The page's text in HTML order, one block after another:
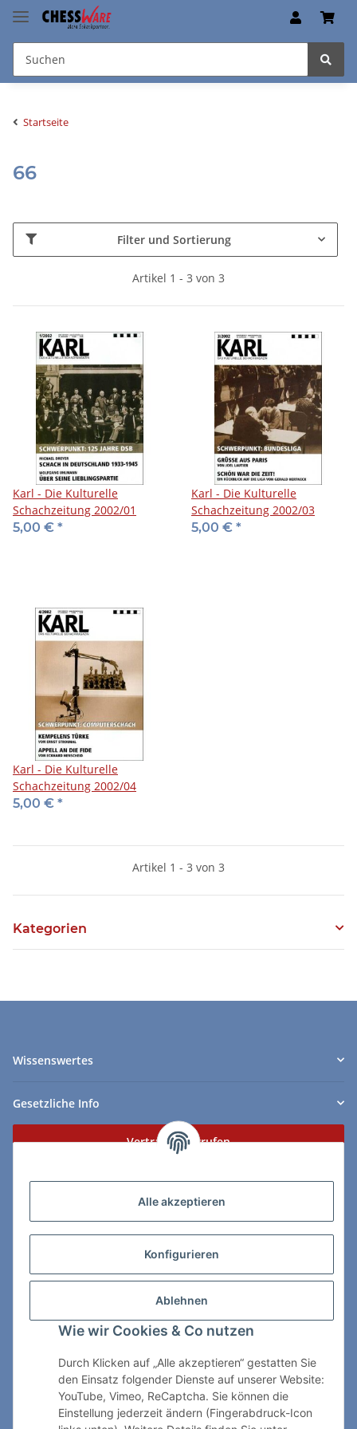
Alle akzeptieren
Konfigurieren
Ablehnen
Wie wir Cookies & Co nutzen
Durch Klicken auf „Alle akzeptieren“ gestatten Sie
den Einsatz folgender Dienste auf unserer Website:
YouTube, Vimeo, ReCaptcha. Sie können die
Einstellung jederzeit ändern (Fingerabdruck-Icon
Startseite
66
Filter und Sortierung
Artikel 1 - 3 von 3
Karl - Die Kulturelle
Schachzeitung 2002/01
5,00 € *
Karl - Die Kulturelle
Schachzeitung 2002/03
5,00 € *
Karl - Die Kulturelle
Schachzeitung 2002/04
5,00 € *
Artikel 1 - 3 von 3
Kategorien
Wissenswertes
Gesetzliche Info
Vertrag widerrufen
ChessWare Schachversand
89264 Weissenhorn
Telefon: 0 7309 / 7999
shop@chessware.de